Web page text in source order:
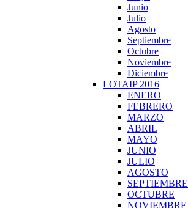
Junio
Julio
Agosto
Septiembre
Octubre
Noviembre
Diciembre
LOTAIP 2016
ENERO
FEBRERO
MARZO
ABRIL
MAYO
JUNIO
JULIO
AGOSTO
SEPTIEMBRE
OCTUBRE
NOVIEMBRE